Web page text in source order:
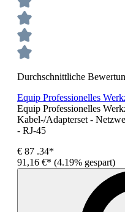
Durchschnittliche
Equip Professionelles
Equip Professionelles
Kabel-/Adapterset -
- RJ-45
€ 87 .34*
91,16 €* (4.19% gespart)